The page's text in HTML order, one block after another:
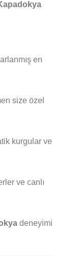
en
size özel
kurgular ve
ve canlı
deneyimi